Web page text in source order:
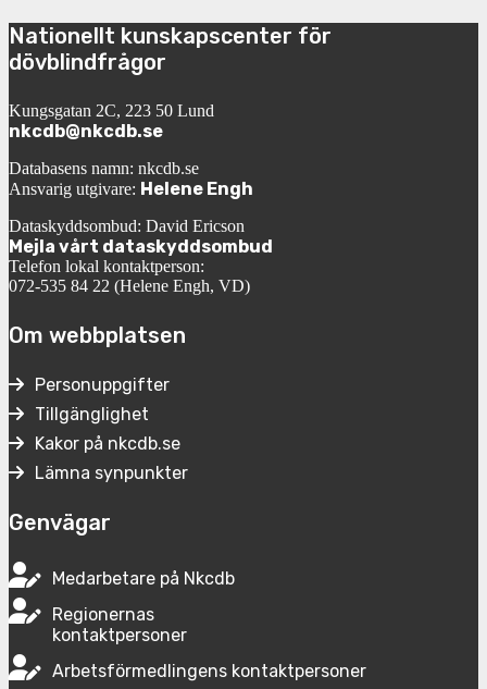
Nationellt kunskapscenter för
dövblindfrågor
Kungsgatan 2C, 223 50 Lund
nkcdb@nkcdb.se
Databasens namn: nkcdb.se
Ansvarig utgivare: Helene Engh
Dataskyddsombud: David Ericson
Mejla vårt dataskyddsombud
Telefon lokal kontaktperson:
072-535 84 22 (Helene Engh, VD)
Om webbplatsen
Personuppgifter
Tillgänglighet
Kakor på nkcdb.se
Lämna synpunkter
Genvägar
Medarbetare på Nkcdb
Regionernas
kontaktpersoner
Arbetsförmedlingens kontaktpersoner